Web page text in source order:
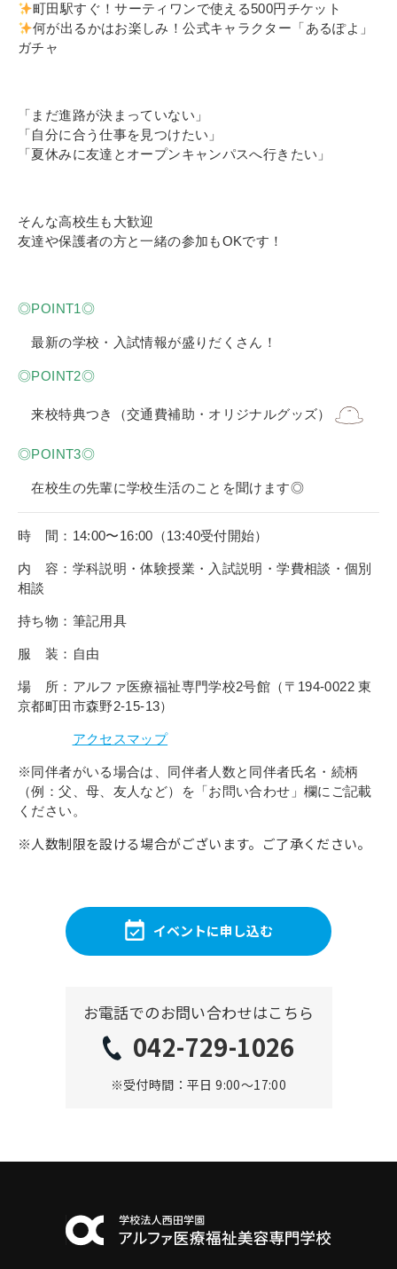
インターネット出願
教職員採用情報
個人情報の取り扱いについて
町田駅すぐ！サーティワンで使える500円チケット
何が出るかはお楽しみ！公式キャラクター「あるぽよ」
ガチャ
「まだ進路が決まっていない」
「自分に合う仕事を見つけたい」
「夏休みに友達とオープンキャンパスへ行きたい」
そんな高校生も大歓迎
友達や保護者の方と一緒の参加もOKです！
◎POINT1◎
最新の学校・入試情報が盛りだくさん！
◎POINT2◎
来校特典つき（交通費補助・オリジナルグッズ）
◎POINT3◎
在校生の先輩に学校生活のことを聞けます◎
時 間：14:00〜16:00（13:40受付開始）
内 容：学科説明・体験授業・入試説明・学費相談・個別
相談
持ち物：筆記用具
服 装：自由
場 所：アルファ医療福祉専門学校2号館（〒194-0022 東
京都町田市森野2-15-13）
アクセスマップ
※同伴者がいる場合は、同伴者人数と同伴者氏名・続柄
（例：父、母、友人など）を「お問い合わせ」欄にご記載
ください。
※人数制限を設ける場合がございます。ご了承ください。
イベントに申し込む
お電話でのお問い合わせはこちら
042-729-1026
※受付時間：平日 9:00〜17:00